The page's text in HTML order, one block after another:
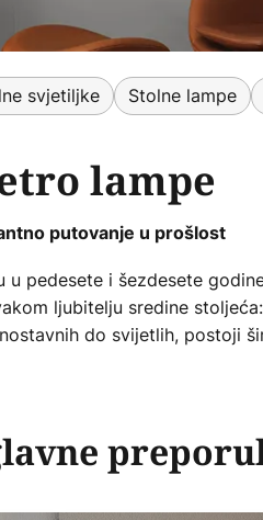
svjetiljke Stolne lampe
lampe
putovanje u prošlost
pedesete i šezdesete
ljubitelju sredine
do svijetlih, postoji